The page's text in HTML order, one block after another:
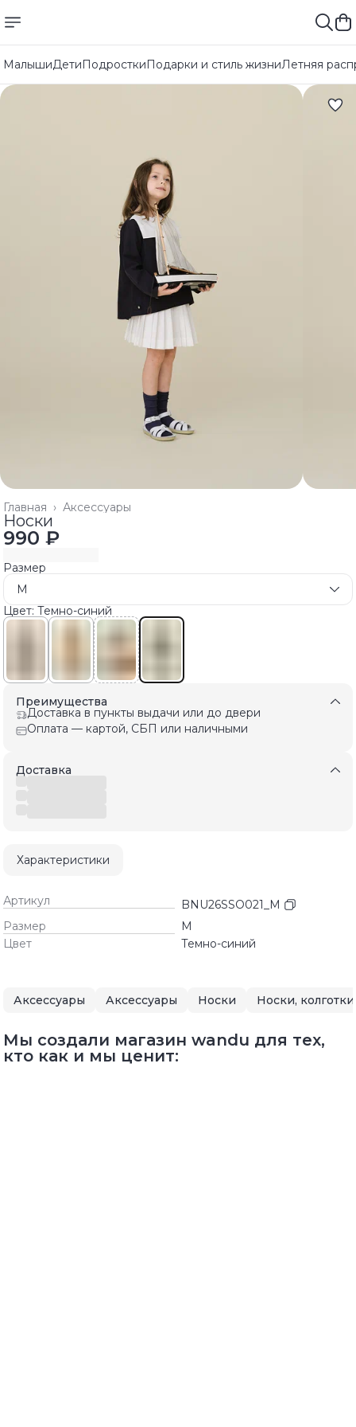
МалышиДетиПодросткиПодарки и стиль жизниЛетняя
Аксессуары
Главная ›
Носки
990 ₽
Размер
M
Цвет: Темно-синий
Преимущества
Доставка в пункты выдачи или до двери
Оплата — картой, СБП или наличными
Доставка
Характеристики
Артикул
BNU26SSO021_M
Размер
M
Цвет
Темно-синий
Аксессуары Аксессуары Носки Носки, колготки
Мы создали магазин wandu для тех,
кто как и мы ценит: